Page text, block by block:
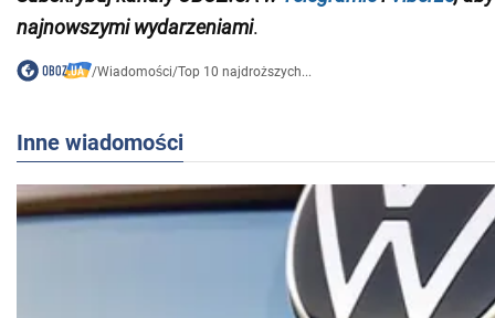
najnowszymi wydarzeniami.
/Wiadomości/Top 10 najdroższych...
Inne wiadomości